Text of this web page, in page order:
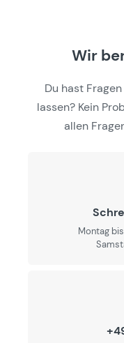
Wir
Du hast
lassen? Kein
allen
Montag